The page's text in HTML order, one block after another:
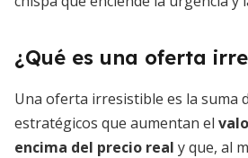
¿Qué es una oferta
Una oferta irresistible es la suma
estratégicos que aumentan el
encima del precio real y que, al